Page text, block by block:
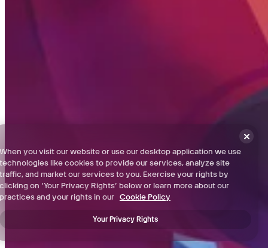
สนับสนุน
ข่าวสาร
you visit our website or use our desktop application we use
like cookies to provide our services, analyze site
and market our services to you. Exercise your rights by
on ‘Your Privacy Rights’ below or learn more about our
and your rights in our Cookie Policy
Your Privacy Rights